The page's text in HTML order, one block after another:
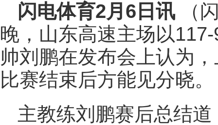
闪电体育2月6日讯 （
晚，山东高速主场以
帅刘鹏在发布会上认为
比赛结束后方能见分晓。
主教练刘鹏赛后总结